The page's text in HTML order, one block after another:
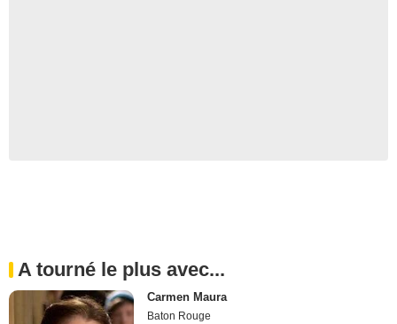
A tourné le plus avec...
Carmen Maura
Baton Rouge